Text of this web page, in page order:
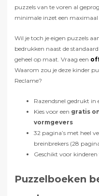
puzzels van te voren al
minimale inzet een maximaal
Wil je toch je eigen puzzels
bedrukken naast de
geheel op maat. Vraag een
Waarom zou je deze kinder
Reclame?
Razendsnel gedrukt in
Kies voor een gratis
vormgevers
32 pagina’s met heel
breinbrekers (28
Geschikt voor
Puzzelboeken